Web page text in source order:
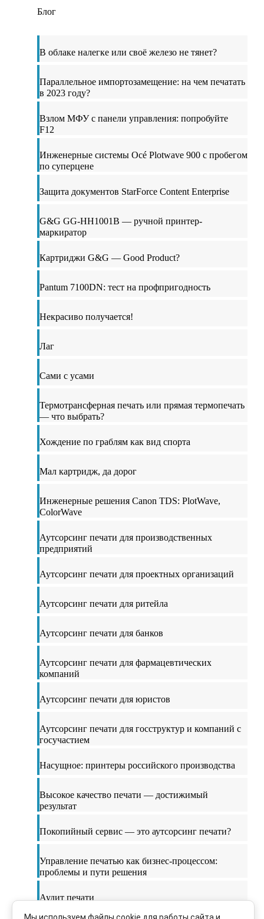
Блог
В облаке налегке или своё железо не тянет?
Параллельное импортозамещение: на чем печатать
в 2023 году?
Взлом МФУ с панели управления: попробуйте
F12
Инженерные системы Océ Plotwave 900 с пробегом
по суперцене
Защита документов StarForce Content Enterprise
G&G GG-HH1001B — ручной принтер-
маркиратор
Картриджи G&G — Good Product?
Pantum 7100DN: тест на профпригодность
Некрасиво получается!
Лаг
Сами с усами
Термотрансферная печать или прямая термопечать
— что выбрать?
Хождение по граблям как вид спорта
Мал картридж, да дорог
Инженерные решения Canon TDS: PlotWave,
ColorWave
Аутсорсинг печати для производственных
предприятий
Аутсорсинг печати для проектных организаций
Аутсорсинг печати для ритейла
Аутсорсинг печати для банков
Аутсорсинг печати для фармацевтических
компаний
Аутсорсинг печати для юристов
Аутсорсинг печати для госструктур и компаний с
госучастием
Насущное: принтеры российского производства
Высокое качество печати — достижимый
результат
Покопийный сервис — это аутсорсинг печати?
Управление печатью как бизнес-процессом:
проблемы и пути решения
Аудит печати